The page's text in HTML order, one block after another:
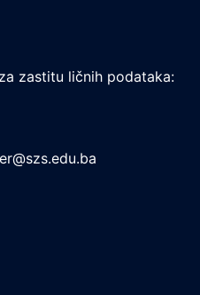
zastitu ličnih podataka: